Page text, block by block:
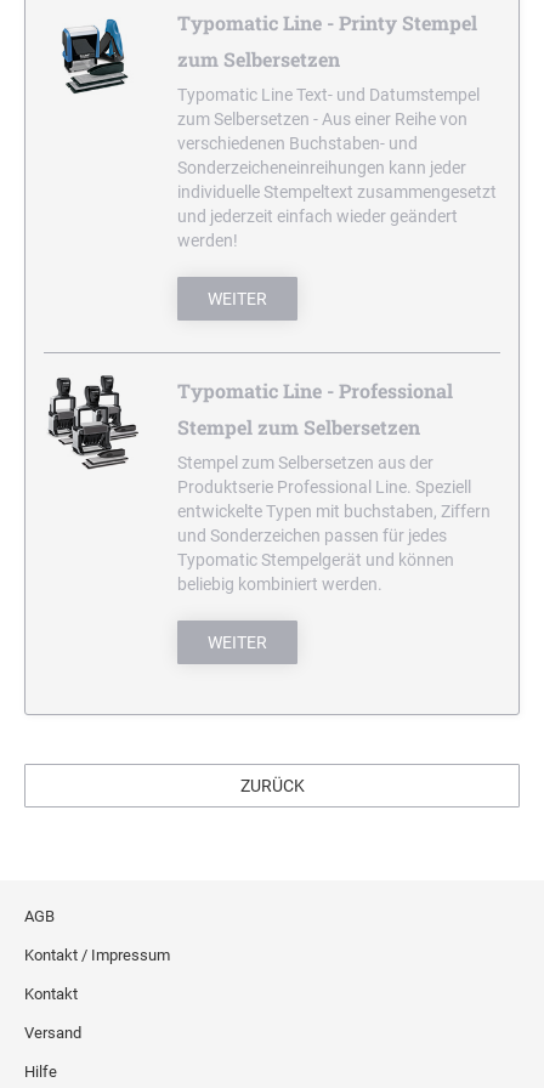
CLASSIC LINE DATUMSTEMPEL MIT STEG
CLASSIC LINE ZIFFERNBÄNDERSTEMPEL
CLASSIC LINE DATUMSTEMPEL +
WORTBANDDREHSTEMPEL
Holzstempel bis 70 mm
Holzstempel bis 80 mm
Holzstempel bis 90 mm
Holzstempel bis 100 mm
HOLZSTEMPEL RUND MIT TEXTPLATTE
Holzstempel rund bis 30 mm
Holzstempel rund bis 50 mm
TRODAT OFFICE PROFESSIONAL 4.0
NEDERLANDS
OFFICE PRINTY DEUTSCH
SWOP-PAD AUSTAUSCHKISSEN
PROFESSIONAL LINE
GRANDOMATIC
SCHREIBGERÄTE-ZUBEHÖR
Typomatic Line - Printy Stempel
zum Selbersetzen
Typomatic Line Text- und Datumstempel
zum Selbersetzen - Aus einer Reihe von
verschiedenen Buchstaben- und
Sonderzeicheneinreihungen kann jeder
individuelle Stempeltext zusammengesetzt
und jederzeit einfach wieder geändert
werden!
WEITER
Typomatic Line - Professional
Stempel zum Selbersetzen
Stempel zum Selbersetzen aus der
Produktserie Professional Line. Speziell
entwickelte Typen mit buchstaben, Ziffern
und Sonderzeichen passen für jedes
Typomatic Stempelgerät und können
beliebig kombiniert werden.
WEITER
ZURÜCK
AGB
Kontakt / Impressum
Kontakt
Versand
Hilfe